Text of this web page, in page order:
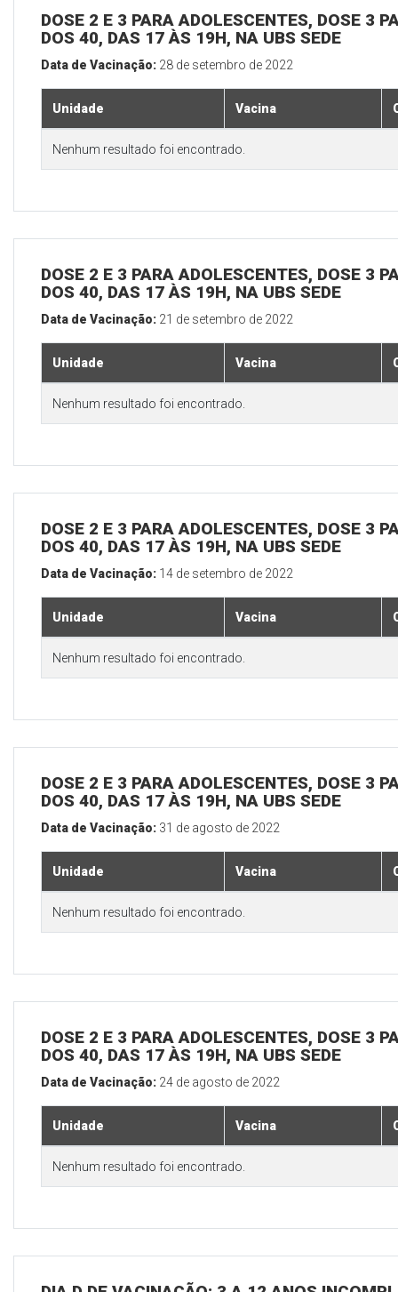
DOSE 2 E 3 PARA ADOLESCENTES, DOSE 3
DOS 40, DAS 17 ÀS 19H, NA UBS SEDE
Data de Vacinação: 28 de setembro de 2022
Unidade Vacina
Nenhum resultado foi encontrado.
DOSE 2 E 3 PARA ADOLESCENTES, DOSE 3
DOS 40, DAS 17 ÀS 19H, NA UBS SEDE
Data de Vacinação: 21 de setembro de 2022
Unidade Vacina
Nenhum resultado foi encontrado.
DOSE 2 E 3 PARA ADOLESCENTES, DOSE 3
DOS 40, DAS 17 ÀS 19H, NA UBS SEDE
Data de Vacinação: 14 de setembro de 2022
Unidade Vacina
Nenhum resultado foi encontrado.
DOSE 2 E 3 PARA ADOLESCENTES, DOSE 3
DOS 40, DAS 17 ÀS 19H, NA UBS SEDE
Data de Vacinação: 31 de agosto de 2022
Unidade Vacina
Nenhum resultado foi encontrado.
DOSE 2 E 3 PARA ADOLESCENTES, DOSE 3
DOS 40, DAS 17 ÀS 19H, NA UBS SEDE
Data de Vacinação: 24 de agosto de 2022
Unidade Vacina
Nenhum resultado foi encontrado.